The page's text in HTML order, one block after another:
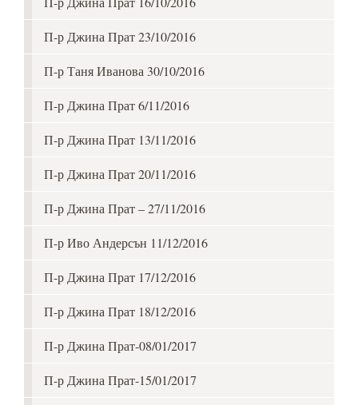
П-р Джина Прат 23/10/2016
П-р Таня Иванова 30/10/2016
П-р Джина Прат 6/11/2016
П-р Джина Прат 13/11/2016
П-р Джина Прат 20/11/2016
П-р Джина Прат – 27/11/2016
П-р Иво Андерсън 11/12/2016
П-р Джина Прат 17/12/2016
П-р Джина Прат 18/12/2016
П-р Джина Прат-08/01/2017
П-р Джина Прат-15/01/2017